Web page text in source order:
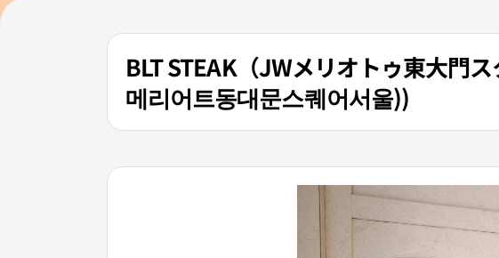
BLT STEAK（JWメリオトゥ東大門
메리어트동대문스퀘어서울))